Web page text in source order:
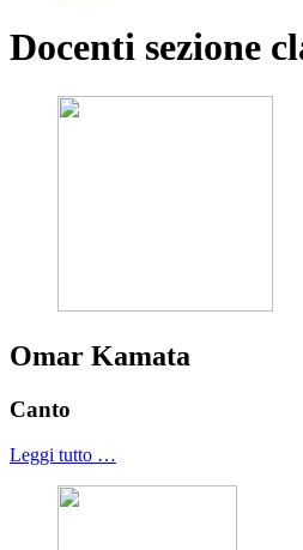
Docenti sezione
Omar Kamata
Canto
Leggi tutto …